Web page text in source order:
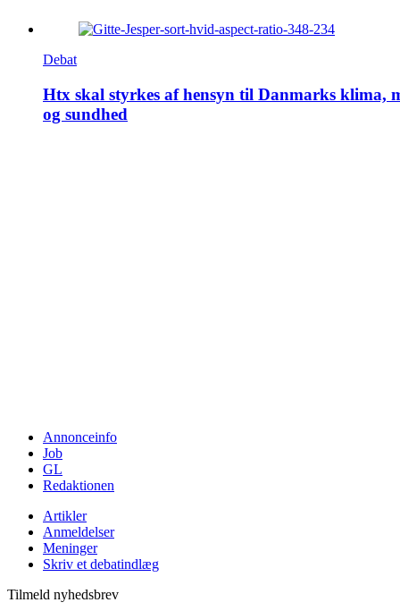
Debat
Htx skal styrkes af hensyn til Danmarks klima,
og sundhed
Annonceinfo
Job
GL
Redaktionen
Artikler
Anmeldelser
Meninger
Skriv et debatindlæg
Tilmeld nyhedsbrev